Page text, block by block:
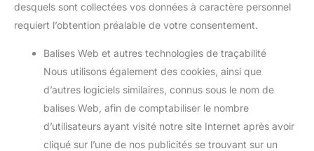
desquels sont collectées vos données à caractère personnel
requiert l’obtention préalable de votre consentement.
Balises Web et autres technologies de traçabilité
Nous utilisons également des cookies, ainsi que
d’autres logiciels similaires, connus sous le nom de
balises Web, afin de comptabiliser le nombre
d’utilisateurs ayant visité notre site Internet après avoir
cliqué sur l’une de nos publicités se trouvant sur un